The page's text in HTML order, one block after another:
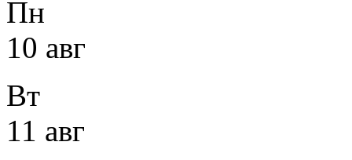
Пн
10 авг
Вт
11 авг